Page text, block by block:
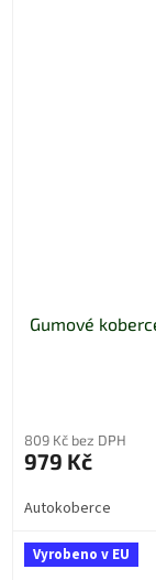
Gumové
809 Kč bez DPH
979 Kč
Autokoberce
Vyrobeno v EU